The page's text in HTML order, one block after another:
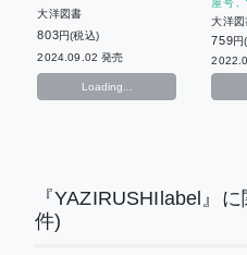
大洋図書
803円(税込)
2024.09.02 発売
Loading...
大洋図
759円
『YAZIRUSHIlabel』
件)